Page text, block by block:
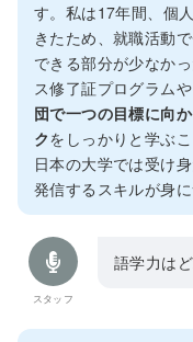
す。私は17年間、個
きたため、就職活動
できる部分が少なか
ス修了証プログラム
団で一つの目標に向
クをしっかりと学ぶ
日本の大学では受け
発信するスキルが身
スタッフ
語学力は